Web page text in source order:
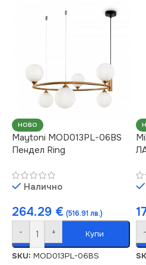
НОВО
Maytoni MOD013PL-06BS
Пендел Ring
Налично
264.29 € (516.91 лв.)
- + Купи
SKU: MOD013PL-06BS
-